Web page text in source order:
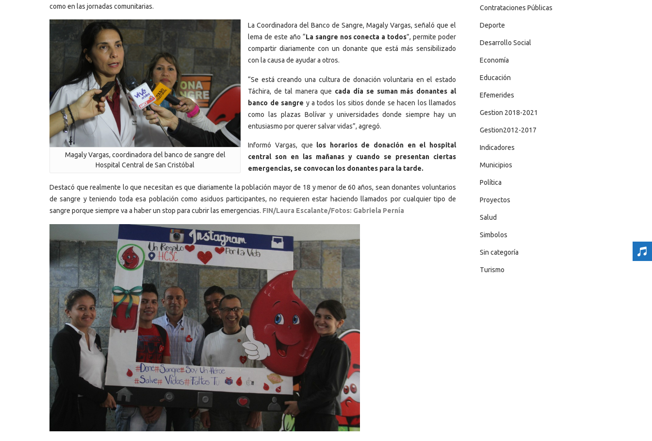
como en las jornadas comunitarias.
Magaly Vargas, coordinadora del banco de sangre del
Hospital Central de San Cristóbal
La Coordinadora del Banco de Sangre, Magaly Vargas, señaló que el
lema de este año “La sangre nos conecta a todos”, permite poder
compartir diariamente con un donante que está más sensibilizado
con la causa de ayudar a otros.
“Se está creando una cultura de donación voluntaria en el estado
Táchira, de tal manera que cada día se suman más donantes al
banco de sangre y a todos los sitios donde se hacen los llamados
como las plazas Bolívar y universidades donde siempre hay un
entusiasmo por querer salvar vidas”, agregó.
Informó Vargas, que los horarios de donación en el hospital
central son en las mañanas y cuando se presentan ciertas
emergencias, se convocan los donantes para la tarde.
Destacó que realmente lo que necesitan es que diariamente la población mayor de 18 y menor de 60 años, sean donantes voluntarios
de sangre y teniendo toda esa población como asiduos participantes, no requieren estar haciendo llamados por cualquier tipo de
sangre porque siempre va a haber un stop para cubrir las emergencias. FIN/Laura Escalante/Fotos: Gabriela Pernía
Contrataciones Públicas
Deporte
Desarrollo Social
Economía
Educación
Efemerides
Gestion 2018-2021
Gestion2012-2017
Indicadores
Municipios
Política
Proyectos
Salud
Simbolos
Sin categoría
Turismo